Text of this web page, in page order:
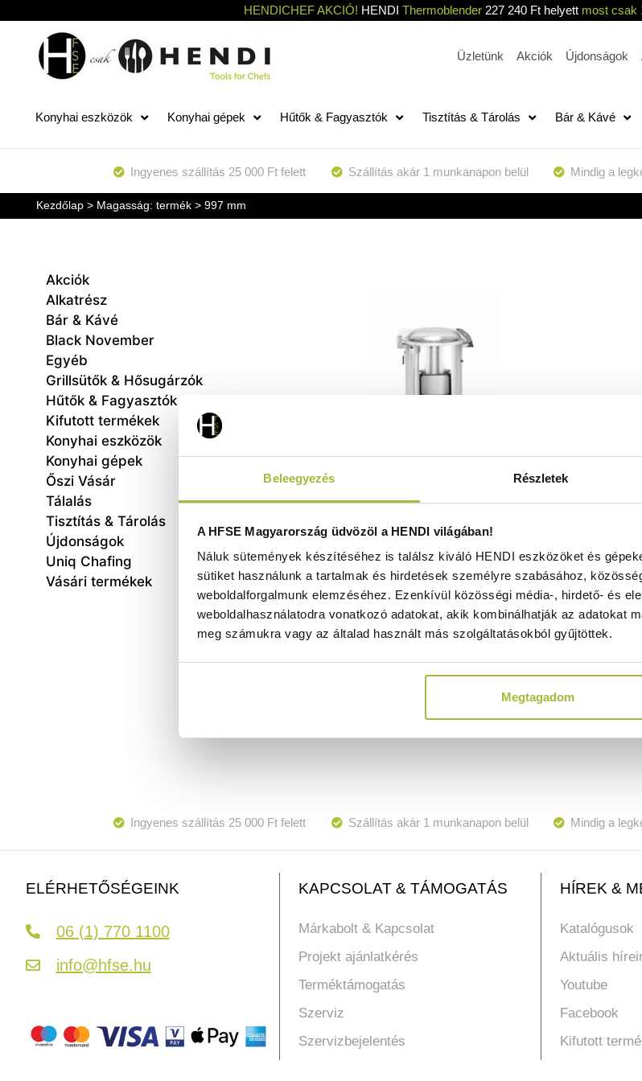
Beleegyezés Részletek
A HFSE Magyarország üdvözöl a HENDI világában!
Náluk sütemények készítéséhez is találsz kiváló HENDI eszközöket és
sütiket használunk a tartalmak és hirdetések személyre szabásához,
weboldalforgalmunk elemzéséhez. Ezenkívül közösségi média-, hirdető- és
weboldalhasználatodra vonatkozó adatokat, akik kombinálhatják az adatokat
meg számukra vagy az általad használt más szolgáltatásokból gyűjtöttek.
Megtagadom
HENDICHEF AKCIÓ! HENDI Thermoblender227 240 Ft helyett most csak
Üzletünk Akciók Újdonságok
Konyhai eszközök Konyhai gépek Hűtők & Fagyasztók Tisztítás & Tárolás Bár & Kávé
Ingyenes szállítás 25 000 Ft felett Szállítás akár 1 munkanapon belül Mindig a
Kezdőlap> Magasság: termék > 997 mm
Akciók
Alkatrész
Bár & Kávé
Black November
Egyéb
Grillsütők & Hősugárzók
Hűtők & Fagyasztók
Kifutott termékek
Konyhai eszközök
Konyhai gépek
Őszi Vásár
Tálalás
Tisztítás & Tárolás
Újdonságok
Uniq Chafing
Vásári termékek
Burgonyakoptató Kitchen Line 18 kg
– Kitchen Line – 230V/1100W –
622x540x(H)997mm - HENDI 229224
Raktáron
Ft
492.740Ft+ ÁFA)
Ingyenes szállítás 25 000 Ft felett Szállítás akár 1 munkanapon belül Mindig a
ELÉRHETŐSÉGEINK
06 (1) 770 1100
info@hfse.hu
KAPCSOLAT & TÁMOGATÁS
Márkabolt & Kapcsolat
Projekt ajánlatkérés
Terméktámogatás
Szerviz
Szervizbejelentés
HÍREK &
Katalógusok
Aktuális
Youtube
Facebook
Kifutott